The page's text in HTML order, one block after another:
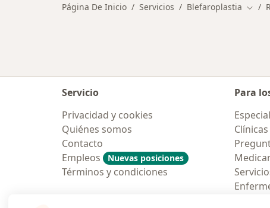
Página De Inicio Servicios Blefaroplastia
Servicio
Privacidad y cookies
Quiénes somos
Contacto
Empleos
Nuevas posiciones
Términos y condiciones
Para
Clínicas